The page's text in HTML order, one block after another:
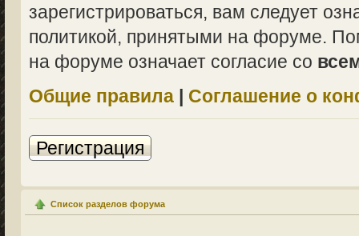
зарегистрироваться, вам следует
политикой, принятыми на форуме.
на форуме означает согласие со
Общие правила | Соглашение о
Регистрация
Список разделов форума